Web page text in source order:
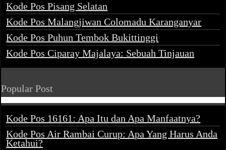
Kode Pos Pisang Selatan
Kode Pos Malangjiwan Colomadu Karanganyar
Kode Pos Puhun Tembok Bukittinggi
Kode Pos Ciparay Majalaya: Sebuah Tinjauan
Popular Post
Kode Pos 16161: Apa Itu dan Apa Manfaatnya?
Kode Pos Air Rambai Curup: Apa Yang Harus Anda
Ketahui?